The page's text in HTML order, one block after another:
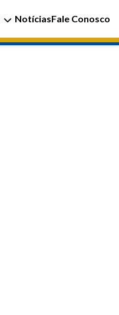
NotíciasFale Conosco